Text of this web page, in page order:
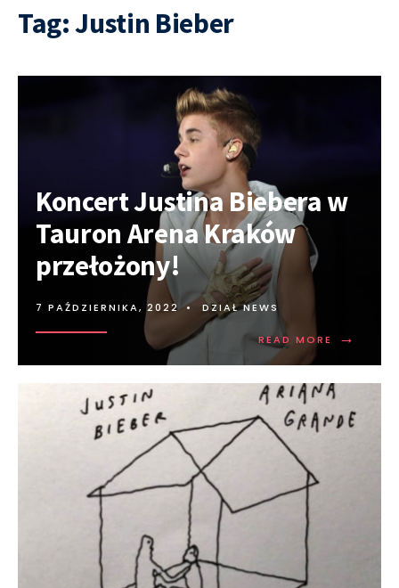
Tag:Justin Bieber
Koncert Justina Biebera w
Tauron Arena Kraków
przełożony!
7 PAŹDZIERNIKA, 2022 • DZIAŁ NEWS
READ MORE →